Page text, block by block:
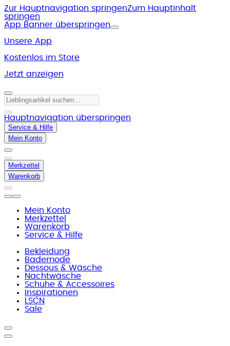
Zur Hauptnavigation springenZum Hauptinhalt
springen
App Banner überspringen
Unsere App
Kostenlos im Store
Jetzt anzeigen
Hauptnavigation überspringen
Service & Hilfe
Mein Konto
Merkzettel
Warenkorb
Mein Konto
Merkzettel
Warenkorb
Service & Hilfe
Bekleidung
Bademode
Dessous & Wäsche
Nachtwäsche
Schuhe & Accessoires
Inspirationen
LSCN
Sale